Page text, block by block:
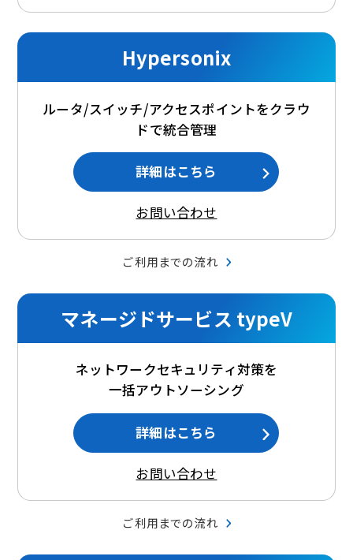
Hypersonix
ルータ/スイッチ/アクセスポイントをクラウ
ドで統合管理
詳細はこちら
お問い合わせ
ご利用までの流れ
マネージドサービス typeV
ネットワークセキュリティ対策を
一括アウトソーシング
詳細はこちら
お問い合わせ
ご利用までの流れ